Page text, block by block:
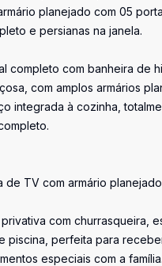
planejado com 05
e persianas na janela.
completo com banheira de
com amplos armários
integrada à cozinha,
de TV com armário
com churrasqueira,
piscina, perfeita para
especiais com a família.